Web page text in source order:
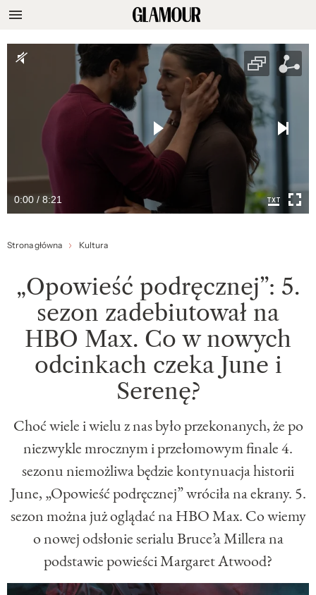
0:00 / 8:21
Strona główna Kultura
„Opowieść podręcznej”: 5.
sezon zadebiutował na
HBO Max. Co w nowych
odcinkach czeka June i
Serenę?
Choć wiele i wielu z nas było przekonanych, że po
niezwykle mrocznym i przełomowym finale 4.
sezonu niemożliwa będzie kontynuacja historii
June, „Opowieść podręcznej” wróciła na ekrany. 5.
sezon można już oglądać na HBO Max. Co wiemy
o nowej odsłonie serialu Bruce’a Millera na
podstawie powieści Margaret Atwood?